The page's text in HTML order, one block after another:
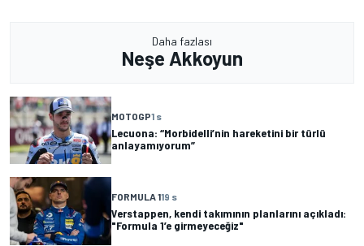
Daha fazlası
Neşe Akkoyun
MOTOGP1 s
Lecuona: “Morbidelli’nin hareketini bir türlü
anlayamıyorum”
FORMULA 119 s
Verstappen, kendi takımının planlarını açıkladı:
"Formula 1’e girmeyeceğiz"